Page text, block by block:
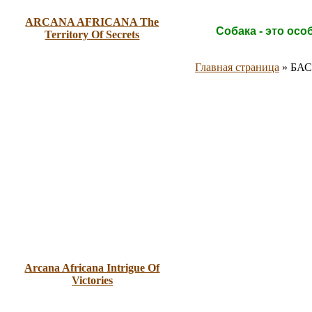
ARCANA AFRICANA The
Territory Of Secrets
Arcana Africana Intrigue Of
Victories
Собака - это
Главная страница »